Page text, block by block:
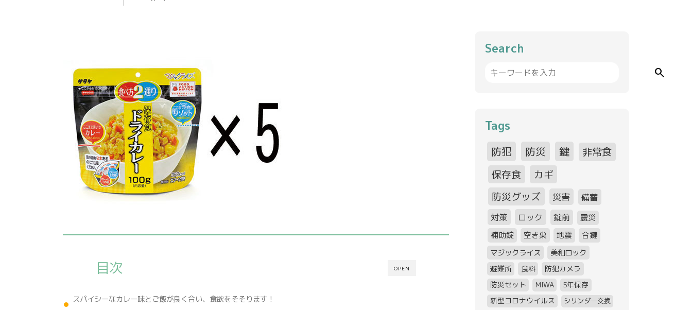
OPEN
目次
スパイシーなカレー味とご飯が良く合い、食欲をそそります！
Search
search
Tags
防犯 防災 鍵 非常食
保存食
カギ
防災グッズ
災害
備蓄
対策
ロック 錠前
震災
補助錠
空き巣 地震
合鍵
マジックライス
美和ロック
避難所 食料
防犯カメラ
防災セット
MIWA
5年保存
新型コロナウイルス
シリンダー交換